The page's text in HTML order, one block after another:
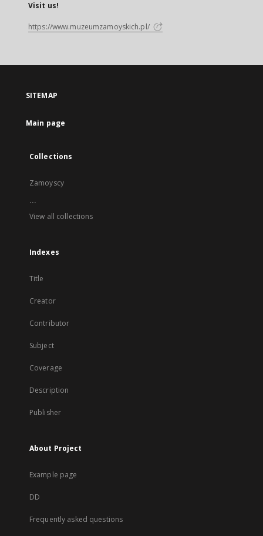
Visit us!
https://www.muzeumzamoyskich.pl/
SITEMAP
Main page
Collections
Zamoyscy
...
View all collections
Indexes
Title
Creator
Contributor
Subject
Coverage
Description
Publisher
About Project
Example page
DD
Frequently asked questions